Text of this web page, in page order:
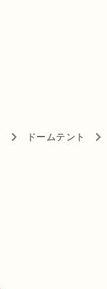
ドームテント